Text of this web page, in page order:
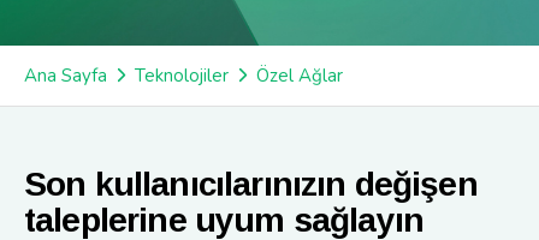
Ana Sayfa Teknolojiler Özel Ağlar
Son kullanıcılarınızın değişen
taleplerine uyum sağlayın